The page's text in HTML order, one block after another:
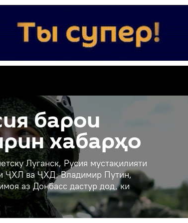
барои
хабарҳо
Луганск, Русия мустақилияти
ҶХЛ ва ҶХД, Владимир Путин,
аз Донбасс дастур дод, ки